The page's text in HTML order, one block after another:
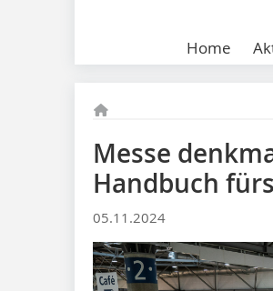
Home
Messe
Handbuch
05.11.2024